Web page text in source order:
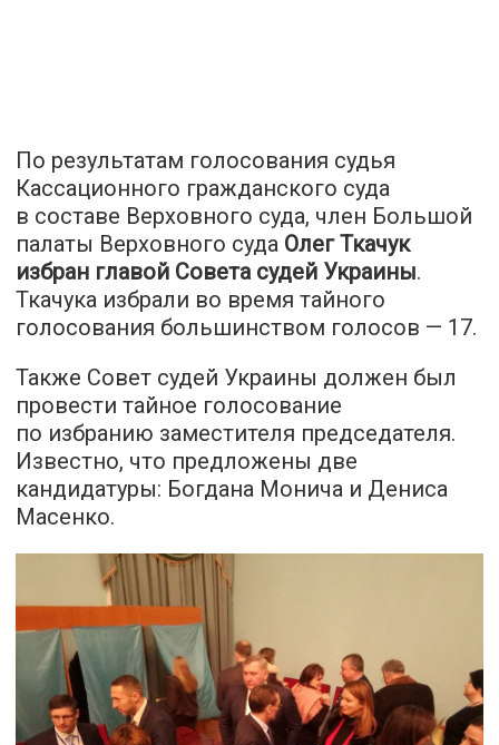
По результатам голосования судья
Кассационного гражданского суда
в составе Верховного суда, член Большой
палаты Верховного суда Олег Ткачук
избран главой Совета судей Украины.
Ткачука избрали во время тайного
голосования большинством голосов — 17.
Также Совет судей Украины должен был
провести тайное голосование
по избранию заместителя председателя.
Известно, что предложены две
кандидатуры: Богдана Монича и Дениса
Масенко.